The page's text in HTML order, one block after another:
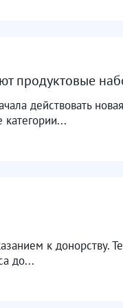
продуктовые
действовать
к донорству.
до...